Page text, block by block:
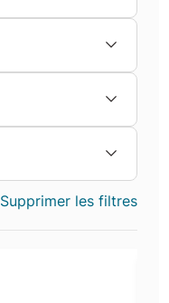
Supprimer les filtres